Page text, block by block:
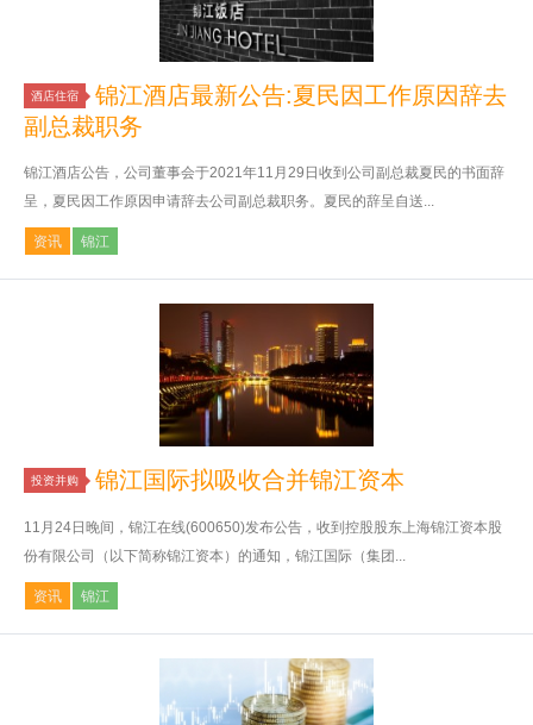
酒店住宿
锦江酒店最新公告:夏民因工作原因辞去
副总裁职务
锦江酒店公告，公司董事会于2021年11月29日收到公司副总裁夏民的书面辞
呈，夏民因工作原因申请辞去公司副总裁职务。夏民的辞呈自送...
资讯 锦江
投资并购 锦江国际拟吸收合并锦江资本
11月24日晚间，锦江在线(600650)发布公告，收到控股股东上海锦江资本股
份有限公司（以下简称锦江资本）的通知，锦江国际（集团...
资讯 锦江